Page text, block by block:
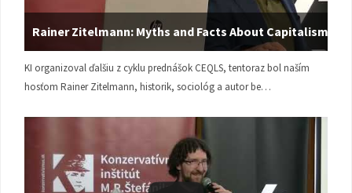
Rainer Zitelmann: Myths and Facts About Capitalism
KI organizoval ďalšiu z cyklu prednášok CEQLS, tentoraz bol naším
hosťom Rainer Zitelmann, historik, sociológ a autor be…